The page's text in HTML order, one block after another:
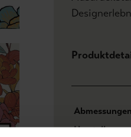
Hersteller: